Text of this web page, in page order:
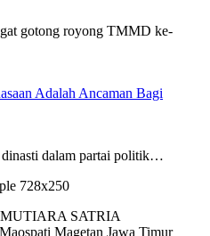
gotong royong TMMD ke-
Adalah Ancaman Bagi
dalam partai politik…
SATRIA
Magetan Jawa Timur